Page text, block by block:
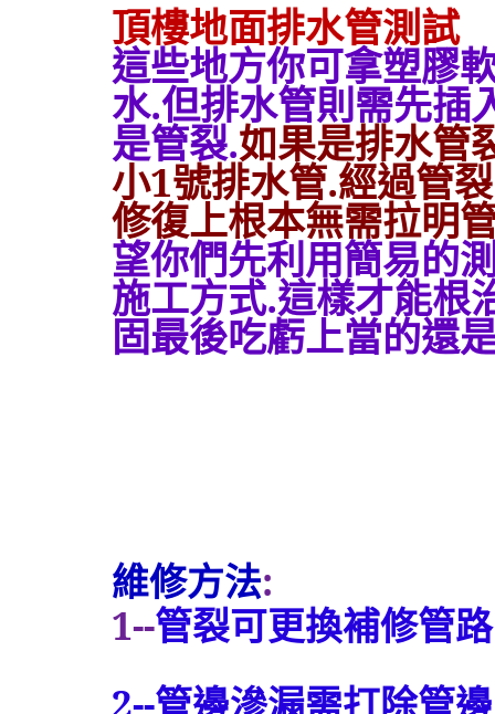
頂樓地面排水管測試
這些地方你可拿塑膠
水.但排水管則需先插
是管裂.如果是排水管
小1號排水管.經過管
修復上根本無需拉明
望你們先利用簡易的
施工方式.這樣才能根
固最後吃虧上當的還
維修方法:
1--管裂可更換補修管路